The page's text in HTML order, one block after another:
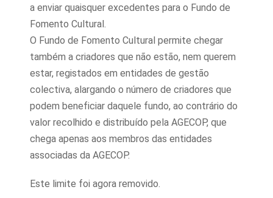
a enviar quaisquer excedentes para o Fundo de
Fomento Cultural.
O Fundo de Fomento Cultural permite chegar
também a criadores que não estão, nem querem
estar, registados em entidades de gestão
colectiva, alargando o número de criadores que
podem beneficiar daquele fundo, ao contrário do
valor recolhido e distribuído pela AGECOP, que
chega apenas aos membros das entidades
associadas da AGECOP.
Este limite foi agora removido.